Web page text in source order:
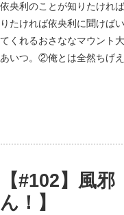
依央利のことが知りたけれ
りたければ依央利に聞けば
てくれるおさななマウント
あいつ。②俺とは全然ちげ
【#102】風
ん！】